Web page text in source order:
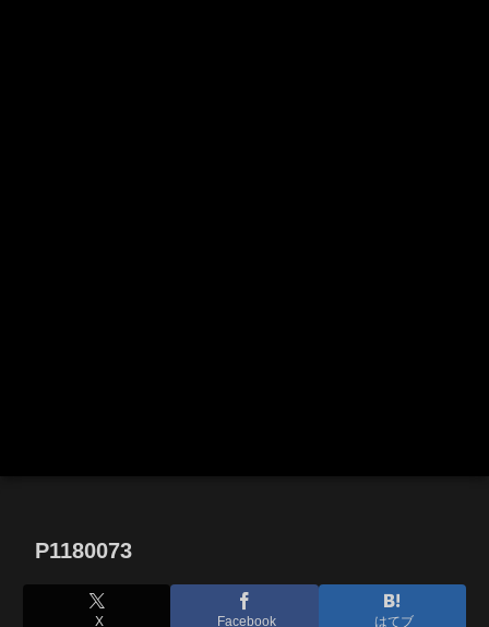
P1180073
X Facebook はてブ